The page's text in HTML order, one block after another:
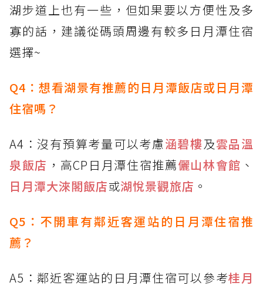
湖步道上也有一些，但如果要以方便性及多
寡的話，建議從碼頭周邊有較多日月潭住宿
選擇~
Q4：想看湖景有推薦的日月潭飯店或日月潭
住宿嗎？
A4：沒有預算考量可以考慮涵碧樓及雲品溫
泉飯店 ，高CP日月潭住宿推薦儷山林會館 、
日月潭大淶閣飯店或湖悅景觀旅店 。
Q5：不開車有鄰近客運站的日月潭住宿推
薦？
A5：鄰近客運站的日月潭住宿可以參考桂月